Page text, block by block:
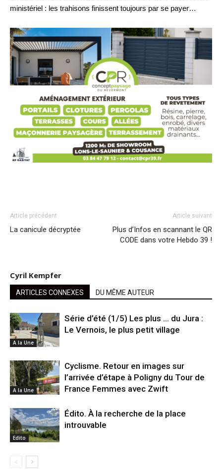
ministériel : les trahisons finissent toujours par se payer…
Article précédent
La canicule décryptée
Article suivant
Plus d’Infos en scannant le QR
CODE dans votre Hebdo 39 !
Cyril Kempfer
ARTICLES CONNEXES DU MÊME AUTEUR
A la Une
Série d’été (1/5) Les plus … du Jura :
Le Vernois, le plus petit village
A la Une
Cyclisme. Retour en images sur
l’arrivée d’étape à Poligny du Tour de
France Femmes avec Zwift
Edito
Édito. À la recherche de la place
introuvable